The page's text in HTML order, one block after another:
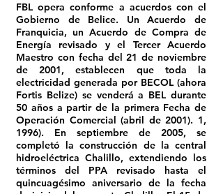
FBL opera conforme a acuerdos con el
Gobierno de Belice. Un Acuerdo de
Franquicia, un Acuerdo de Compra de
Energía revisado y el Tercer Acuerdo
Maestro con fecha del 21 de noviembre
de 2001, establecen que toda la
electricidad generada por BECOL (ahora
Fortis Belize) se venderá a BEL durante
50 años a partir de la primera Fecha de
Operación Comercial (abril de 2001). 1,
1996). En septiembre de 2005, se
completó la construcción de la central
hidroeléctrica Chalillo, extendiendo los
términos del PPA revisado hasta el
quincuagésimo aniversario de la fecha